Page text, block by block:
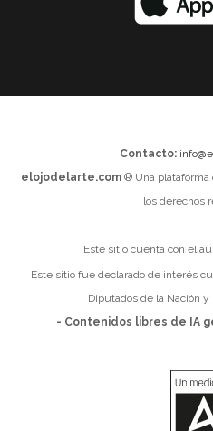
Contacto:
elojodelarte.com® Una plataforma
los derechos
Este sitio cuenta con el
Este sitio fue declarado de interés
Diputados de la Nación
- Contenidos libres de IA